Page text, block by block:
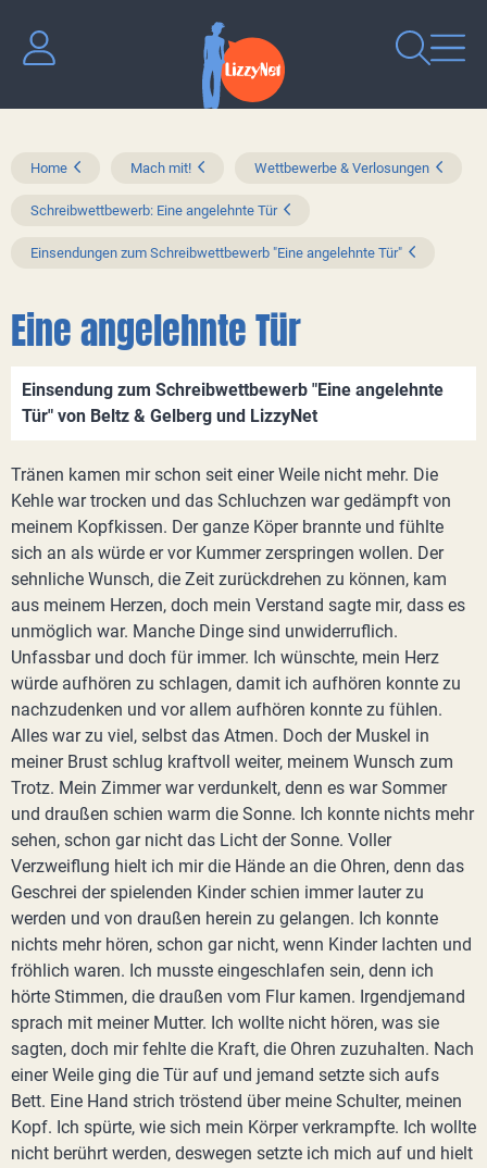
Home Mach mit! Wettbewerbe & Verlosungen
Schreibwettbewerb: Eine angelehnte Tür
Einsendungen zum Schreibwettbewerb "Eine angelehnte Tür"
Eine angelehnte Tür
Einsendung zum Schreibwettbewerb "Eine angelehnte
Tür" von Beltz & Gelberg und LizzyNet
Tränen kamen mir schon seit einer Weile nicht mehr. Die
Kehle war trocken und das Schluchzen war gedämpft von
meinem Kopfkissen. Der ganze Köper brannte und fühlte
sich an als würde er vor Kummer zerspringen wollen. Der
sehnliche Wunsch, die Zeit zurückdrehen zu können, kam
aus meinem Herzen, doch mein Verstand sagte mir, dass es
unmöglich war. Manche Dinge sind unwiderruflich.
Unfassbar und doch für immer. Ich wünschte, mein Herz
würde aufhören zu schlagen, damit ich aufhören konnte zu
nachzudenken und vor allem aufhören konnte zu fühlen.
Alles war zu viel, selbst das Atmen. Doch der Muskel in
meiner Brust schlug kraftvoll weiter, meinem Wunsch zum
Trotz. Mein Zimmer war verdunkelt, denn es war Sommer
und draußen schien warm die Sonne. Ich konnte nichts mehr
sehen, schon gar nicht das Licht der Sonne. Voller
Verzweiflung hielt ich mir die Hände an die Ohren, denn das
Geschrei der spielenden Kinder schien immer lauter zu
werden und von draußen herein zu gelangen. Ich konnte
nichts mehr hören, schon gar nicht, wenn Kinder lachten und
fröhlich waren. Ich musste eingeschlafen sein, denn ich
hörte Stimmen, die draußen vom Flur kamen. Irgendjemand
sprach mit meiner Mutter. Ich wollte nicht hören, was sie
sagten, doch mir fehlte die Kraft, die Ohren zuzuhalten. Nach
einer Weile ging die Tür auf und jemand setzte sich aufs
Bett. Eine Hand strich tröstend über meine Schulter, meinen
Kopf. Ich spürte, wie sich mein Körper verkrampfte. Ich wollte
nicht berührt werden, deswegen setzte ich mich auf und hielt